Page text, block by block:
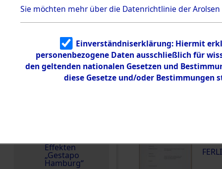
dem KZ
Bayerisches
ädigungsamt
1.2.9.3
Effekten aus
dem KZ
Neuengamm
Effekten
„Gestapo
Hamburg“
DOKUMENTE
Sie möchten mehr über die Datenrichtlinie der Arolsen
Einverständniserklärung: Hiermit
personenbezogene Daten ausschließlich für
den geltenden nationalen Gesetzen und
diese Gesetze und/oder Bestimmungen